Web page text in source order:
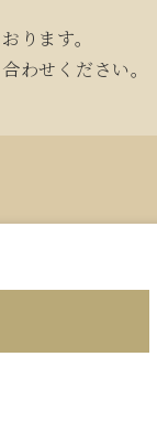
ります。
わせください。